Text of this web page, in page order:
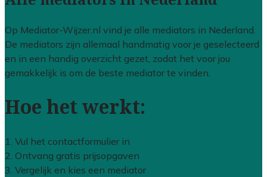
Op Mediator-Wijzer.nl vind je alle mediators in Nederland.
De mediators zijn allemaal handmatig voor je geselecteerd
en in een handig overzicht gezet, zodat het voor jou
gemakkelijk is om de beste mediator te vinden.
Hoe het werkt:
1. Vul het contactformulier in
2. Ontvang gratis prijsopgaven
3. Vergelijk en kies een mediator